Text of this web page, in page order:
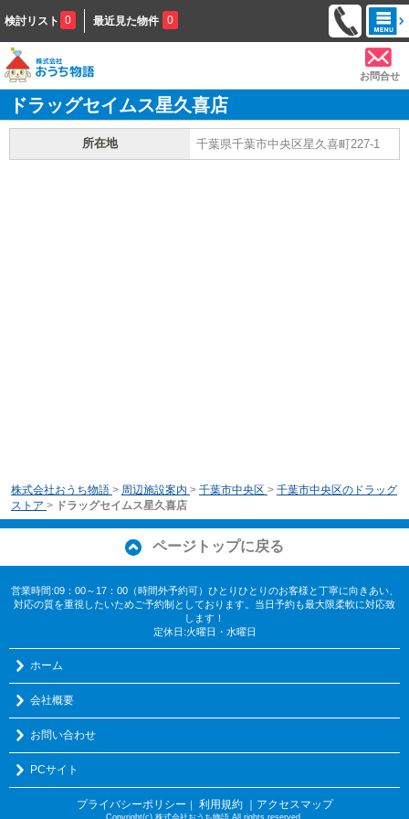
検討リスト 0 最近見た物件 0
お問合せ
ドラッグセイムス星久喜店
所在地 千葉県千葉市中央区星久喜町227-1
株式会社おうち物語 > 周辺施設案内 > 千葉市中央区 > 千葉市中央区のドラッグ
ストア > ドラッグセイムス星久喜店
ページトップに戻る
営業時間:09：00～17：00（時間外予約可）ひとりひとりのお客様と丁寧に向きあい、
対応の質を重視したいためご予約制としております。当日予約も最大限柔軟に対応致
します！
定休日:火曜日・水曜日
ホーム
会社概要
お問い合わせ
PCサイト
プライバシーポリシー ｜ 利用規約 ｜アクセスマップ
Copyright(c) 株式会社おうち物語 All rights reserved.